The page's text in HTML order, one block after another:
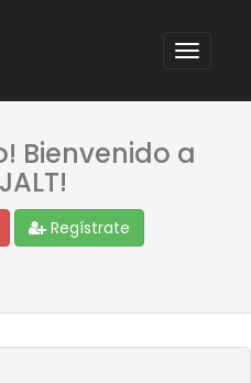
Bienvenido a
Regístrate